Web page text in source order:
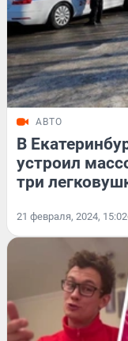
АВТО
В
устроил
три
21 февраля, 2024, 15:02